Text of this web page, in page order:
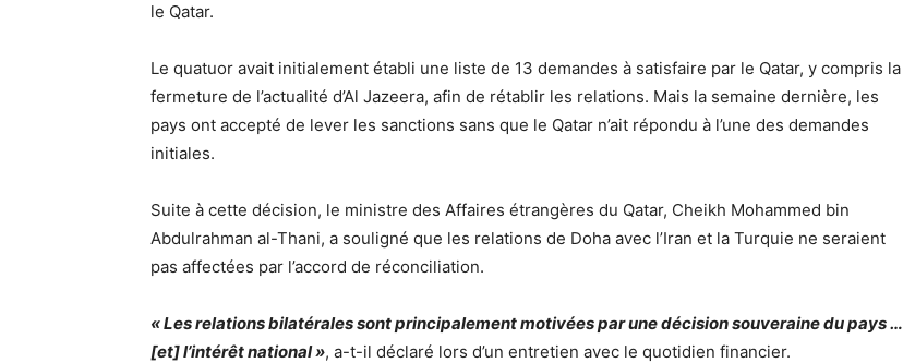
le Qatar.
Le quatuor avait initialement établi une liste de 13 demandes à satisfaire par le Qatar, y compris la
fermeture de l’actualité d’Al Jazeera, afin de rétablir les relations. Mais la semaine dernière, les
pays ont accepté de lever les sanctions sans que le Qatar n’ait répondu à l’une des demandes
initiales.
Suite à cette décision, le ministre des Affaires étrangères du Qatar, Cheikh Mohammed bin
Abdulrahman al-Thani, a souligné que les relations de Doha avec l’Iran et la Turquie ne seraient
pas affectées par l’accord de réconciliation.
« Les relations bilatérales sont principalement motivées par une décision souveraine du pays …
[et] l’intérêt national », a-t-il déclaré lors d’un entretien avec le quotidien financier.